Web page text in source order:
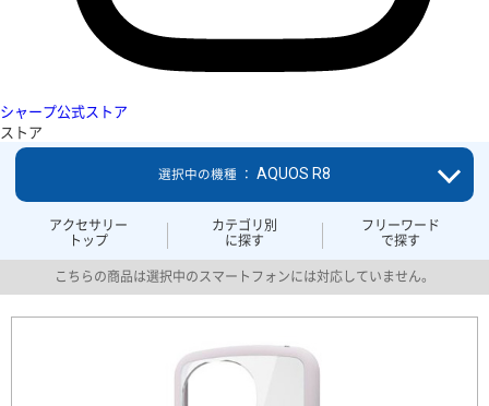
シャープ公式ストア
ストア
アクセサリー
トップ
カテゴリ別
に探す
フリーワード
で探す
選択中の機種 ： AQUOS R8
こちらの商品は選択中のスマートフォンには対応していません。